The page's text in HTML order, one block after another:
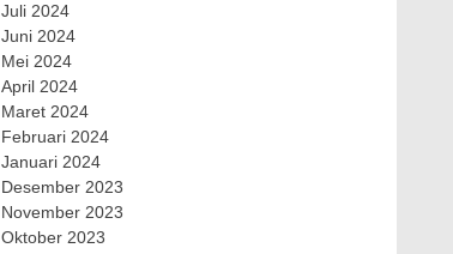
Juli 2024
Juni 2024
Mei 2024
April 2024
Maret 2024
Februari 2024
Januari 2024
Desember 2023
November 2023
Oktober 2023